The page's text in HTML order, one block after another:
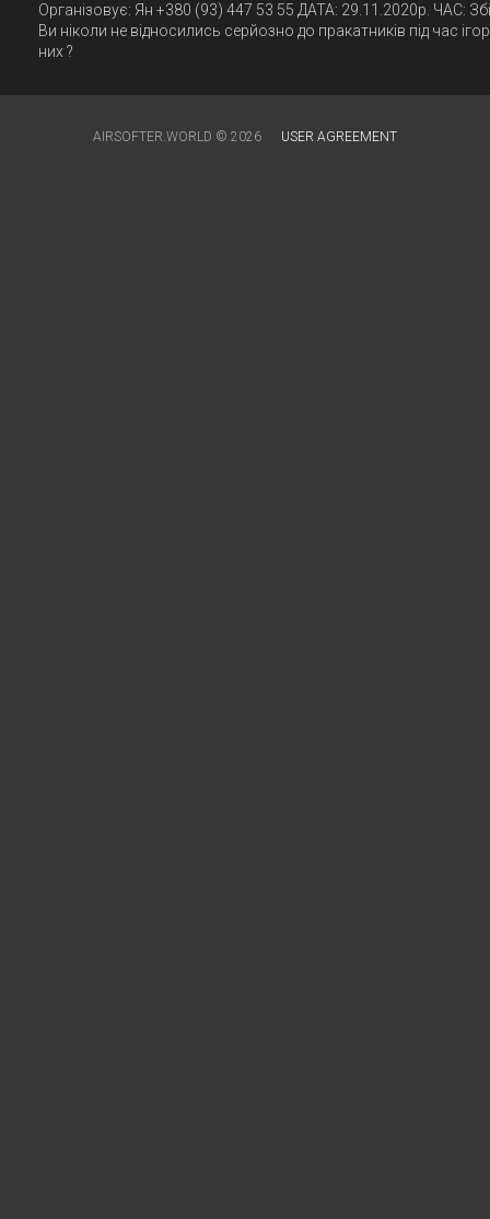
Організовує: Ян +380 (93) 447 53 55 ДАТА: 29.11.2020р. ЧАС:
Ви ніколи не відносились серйозно до пракатників під час
них ?
AIRSOFTER.WORLD © 2026 USER AGREEMENT